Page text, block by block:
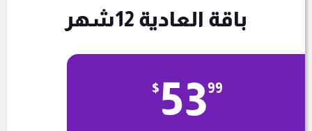
باقة العادية 12شهر
$ 5399